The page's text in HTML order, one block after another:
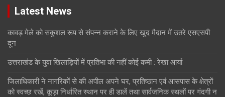
Latest News
कावड़ मेले को सकुशल रूप से संपन्न कराने के लिए खुद मैदान में उतरे एसएसपी
दून
उत्तराखंड के युवा खिलाड़ियों में प्रतिभा की नहीं कोई कमी : रेखा आर्या
जिलाधिकारी ने नागरिकों से की अपील अपने घर, प्रतिष्ठान एवं आसपास के क्षेत्रों
को स्वच्छ रखें, कूड़ा निर्धारित स्थान पर ही डालें तथा सार्वजनिक स्थलों पर गंदगी न